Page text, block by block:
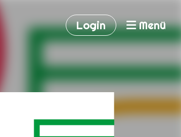
Login Menü